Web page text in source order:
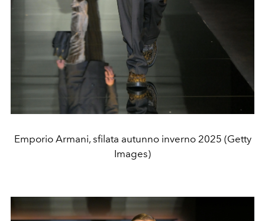
Emporio Armani, sfilata autunno inverno 2025 (Getty
Images)